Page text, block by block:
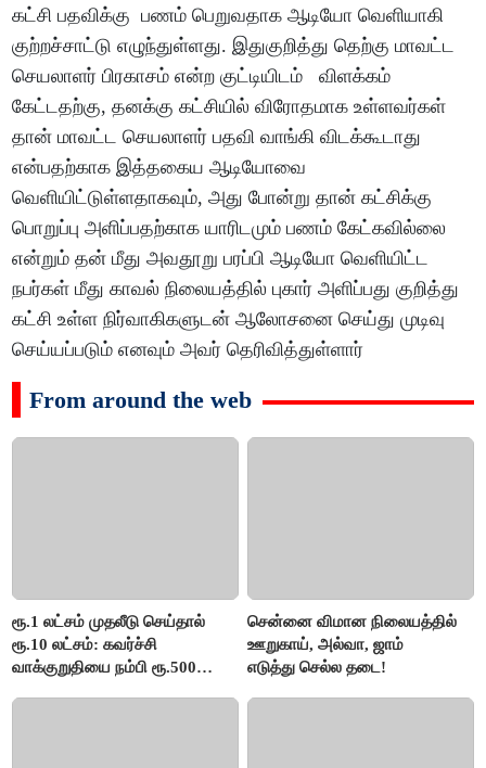
கட்சி பதவிக்கு பணம் பெறுவதாக ஆடியோ வெளியாகி
குற்றச்சாட்டு எழுந்துள்ளது. இதுகுறித்து தெற்கு மாவட்ட
செயலாளர் பிரகாசம் என்ற குட்டியிடம் விளக்கம்
கேட்டதற்கு, தனக்கு கட்சியில் விரோதமாக உள்ளவர்கள்
தான் மாவட்ட செயலாளர் பதவி வாங்கி விடக்கூடாது
என்பதற்காக இத்தகைய ஆடியோவை
வெளியிட்டுள்ளதாகவும், அது போன்று தான் கட்சிக்கு
பொறுப்பு அளிப்பதற்காக யாரிடமும் பணம் கேட்கவில்லை
என்றும் தன் மீது அவதூறு பரப்பி ஆடியோ வெளியிட்ட
நபர்கள் மீது காவல் நிலையத்தில் புகார் அளிப்பது குறித்து
கட்சி உள்ள நிர்வாகிகளுடன் ஆலோசனை செய்து முடிவு
செய்யப்படும் எனவும் அவர் தெரிவித்துள்ளார்
From around the web
ரூ.1 லட்சம் முதலீடு செய்தால்
ரூ.10 லட்சம்: கவர்ச்சி
வாக்குறுதியை நம்பி ரூ.500
சென்னை விமான நிலையத்தில்
ஊறுகாய், அல்வா, ஜாம்
எடுத்து செல்ல தடை!